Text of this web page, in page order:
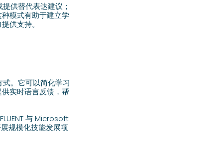
供替代表达建议；
模式有助于建立学
供支持。
。它可以简化学习
实时语言反馈，帮
与 Microsoft
规模化技能发展项